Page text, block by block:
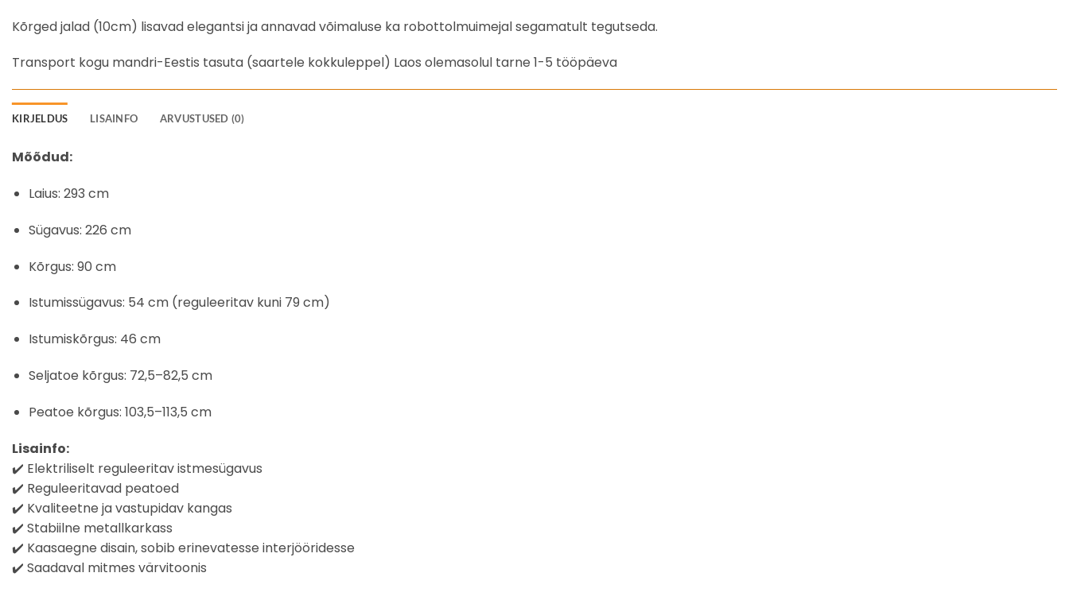
Kõrged jalad (10cm) lisavad elegantsi ja annavad võimaluse ka robottolmuimejal segamatult tegutseda.
Transport kogu mandri-Eestis tasuta (saartele kokkuleppel) Laos olemasolul tarne 1-5 tööpäeva
KIRJELDUS LISAINFO ARVUSTUSED (0)
Mõõdud:
Laius: 293 cm
Sügavus: 226 cm
Kõrgus: 90 cm
Istumissügavus: 54 cm (reguleeritav kuni 79 cm)
Istumiskõrgus: 46 cm
Seljatoe kõrgus: 72,5–82,5 cm
Peatoe kõrgus: 103,5–113,5 cm
Lisainfo:
✔️ Elektriliselt reguleeritav istmesügavus
✔️ Reguleeritavad peatoed
✔️ Kvaliteetne ja vastupidav kangas
✔️ Stabiilne metallkarkass
✔️ Kaasaegne disain, sobib erinevatesse interjööridesse
✔️ Saadaval mitmes värvitoonis